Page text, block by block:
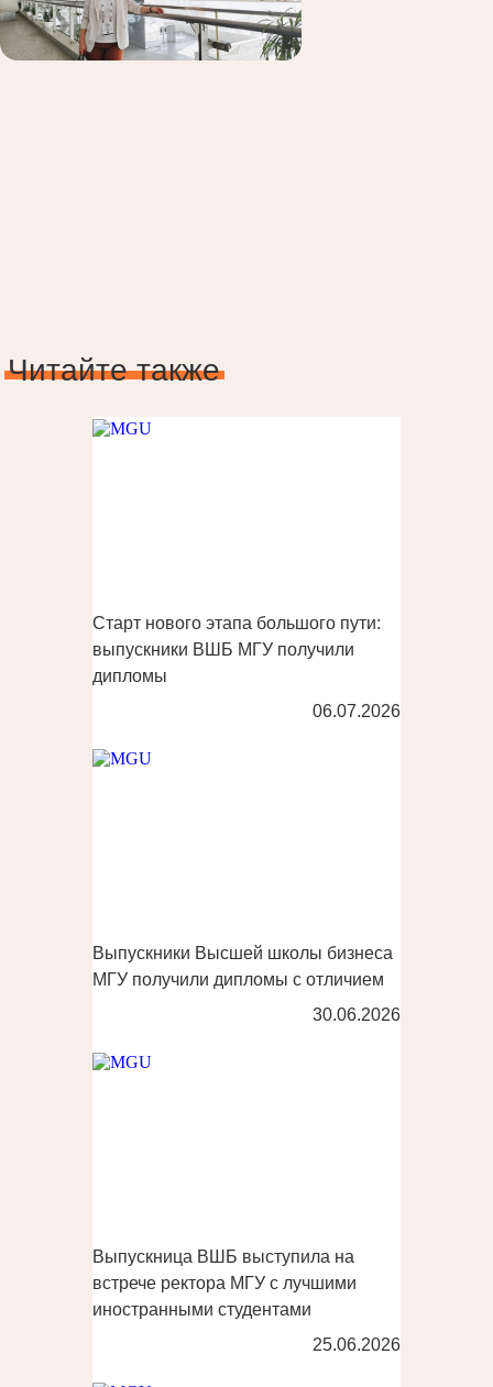
Читайте также
Старт нового этапа большого пути:
выпускники ВШБ МГУ получили
дипломы
06.07.2026
Выпускники Высшей школы бизнеса
МГУ получили дипломы с отличием
30.06.2026
Выпускница ВШБ выступила на
встрече ректора МГУ с лучшими
иностранными студентами
25.06.2026